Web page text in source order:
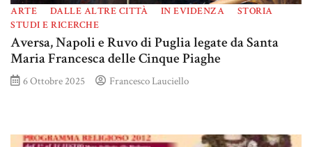
ARTE DALLE ALTRE CITTÀ IN EVIDENZA
STORIA
STUDI E RICERCHE
Aversa, Napoli e Ruvo di Puglia legate da Santa
Maria Francesca delle Cinque Piaghe
6 Ottobre 2025 Francesco Lauciello